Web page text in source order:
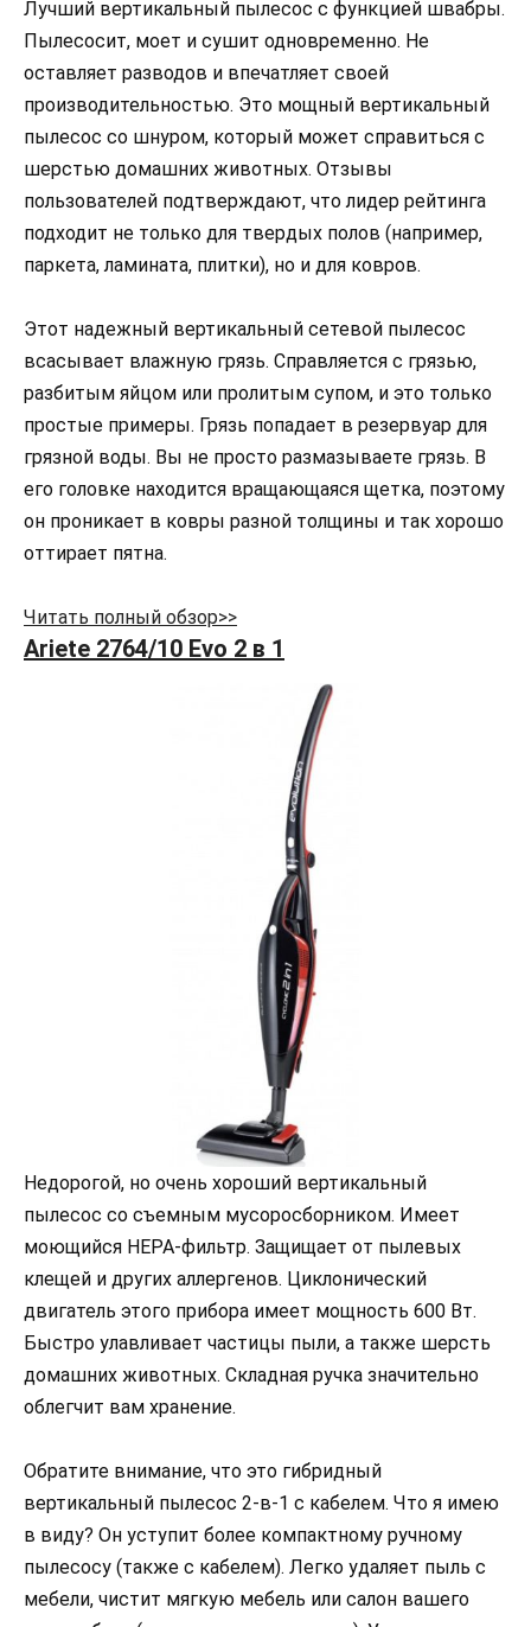
Лучший вертикальный пылесос с функцией швабры.
Пылесосит, моет и сушит одновременно. Не
оставляет разводов и впечатляет своей
производительностью. Это мощный вертикальный
пылесос со шнуром, который может справиться с
шерстью домашних животных. Отзывы
пользователей подтверждают, что лидер рейтинга
подходит не только для твердых полов (например,
паркета, ламината, плитки), но и для ковров.
Этот надежный вертикальный сетевой пылесос
всасывает влажную грязь. Справляется с грязью,
разбитым яйцом или пролитым супом, и это только
простые примеры. Грязь попадает в резервуар для
грязной воды. Вы не просто размазываете грязь. В
его головке находится вращающаяся щетка, поэтому
он проникает в ковры разной толщины и так хорошо
оттирает пятна.
Читать полный обзор>>
Ariete 2764/10 Evo 2 в 1
Недорогой, но очень хороший вертикальный
пылесос со съемным мусоросборником. Имеет
моющийся HEPA-фильтр. Защищает от пылевых
клещей и других аллергенов. Циклонический
двигатель этого прибора имеет мощность 600 Вт.
Быстро улавливает частицы пыли, а также шерсть
домашних животных. Складная ручка значительно
облегчит вам хранение.
Обратите внимание, что это гибридный
вертикальный пылесос 2-в-1 с кабелем. Что я имею
в виду? Он уступит более компактному ручному
пылесосу (также с кабелем). Легко удаляет пыль с
мебели, чистит мягкую мебель или салон вашего